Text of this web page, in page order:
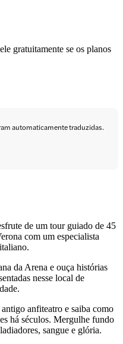
gratuitamente se os planos
automaticamente traduzidas.
de um tour guiado de 45
com um especialista
da Arena e ouça histórias
nesse local de
anfiteatro e saiba como
há séculos. Mergulhe fundo
sangue e glória.